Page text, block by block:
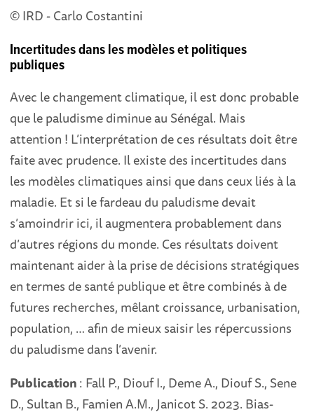
© IRD - Carlo Costantini
Incertitudes dans les modèles et politiques
publiques
Avec le changement climatique, il est donc probable
que le paludisme diminue au Sénégal. Mais
attention ! L’interprétation de ces résultats doit être
faite avec prudence. Il existe des incertitudes dans
les modèles climatiques ainsi que dans ceux liés à la
maladie. Et si le fardeau du paludisme devait
s’amoindrir ici, il augmentera probablement dans
d’autres régions du monde. Ces résultats doivent
maintenant aider à la prise de décisions stratégiques
en termes de santé publique et être combinés à de
futures recherches, mêlant croissance, urbanisation,
population, … afin de mieux saisir les répercussions
du paludisme dans l’avenir.
Publication: Fall P., Diouf I., Deme A., Diouf S., Sene
D., Sultan B., Famien A.M., Janicot S. 2023. Bias-